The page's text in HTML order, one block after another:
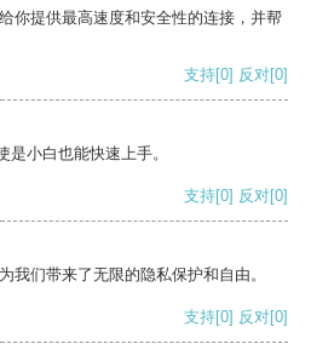
你提供最高速度和安全性的连接，并帮
支持[0] 反对[0]
小白也能快速上手。
支持[0] 反对[0]
我们带来了无限的隐私保护和自由。
支持[0] 反对[0]